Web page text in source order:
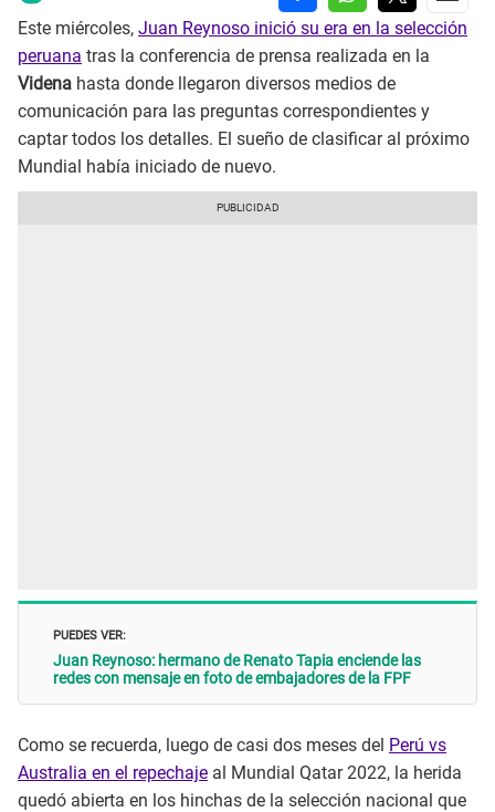
Este miércoles, Juan Reynoso inició su era en la selección
peruana tras la conferencia de prensa realizada en la
Videna hasta donde llegaron diversos medios de
comunicación para las preguntas correspondientes y
captar todos los detalles. El sueño de clasificar al próximo
Mundial había iniciado de nuevo.
PUEDES VER:
Juan Reynoso: hermano de Renato Tapia enciende las
redes con mensaje en foto de embajadores de la FPF
Como se recuerda, luego de casi dos meses del Perú vs
Australia en el repechaje al Mundial Qatar 2022, la herida
quedó abierta en los hinchas de la selección nacional que